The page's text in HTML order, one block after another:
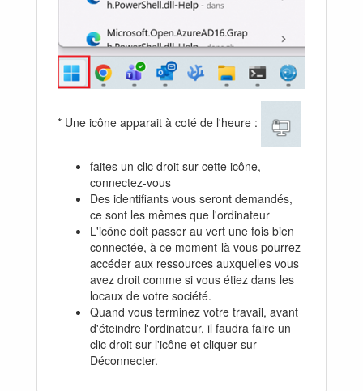
* Une icône apparait à coté de l'heure :
faites un clic droit sur cette icône,
connectez-vous
Des identifiants vous seront demandés,
ce sont les mêmes que l'ordinateur
L'icône doit passer au vert une fois bien
connectée, à ce moment-là vous pourrez
accéder aux ressources auxquelles vous
avez droit comme si vous étiez dans les
locaux de votre société.
Quand vous terminez votre travail, avant
d'éteindre l'ordinateur, il faudra faire un
clic droit sur l'icône et cliquer sur
Déconnecter.